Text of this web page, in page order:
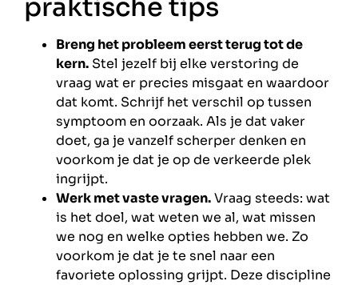
praktische tips
Breng het probleem eerst terug tot de
kern. Stel jezelf bij elke verstoring de
vraag wat er precies misgaat en waardoor
dat komt. Schrijf het verschil op tussen
symptoom en oorzaak. Als je dat vaker
doet, ga je vanzelf scherper denken en
voorkom je dat je op de verkeerde plek
ingrijpt.
Werk met vaste vragen.Vraag steeds: wat
is het doel, wat weten we al, wat missen
we nog en welke opties hebben we. Zo
voorkom je dat je te snel naar een
favoriete oplossing grijpt. Deze discipline